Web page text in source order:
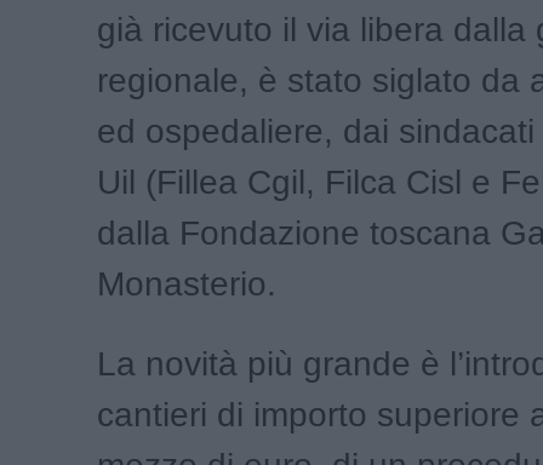
già ricevuto il via libera dalla
regionale, è stato siglato da
ed ospedaliere, dai
Uil (Fillea Cgil, Filca Cisl e
dalla Fondazione toscana
Monasterio.
La novità più grande è
cantieri di importo superiore